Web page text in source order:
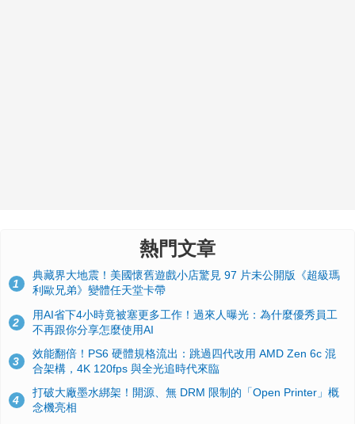
熱門文章
1
典藏界大地震！美國懷舊遊戲小店驚見 97 片未公開版《超級瑪
利歐兄弟》變體任天堂卡帶
2
用AI省下4小時竟被塞更多工作！過來人曝光：為什麼優秀員工
不再跟你分享怎麼使用AI
3
效能翻倍！PS6 硬體規格流出：跳過四代改用 AMD Zen 6c 混
合架構，4K 120fps 與全光追時代來臨
4
打破大廠墨水綁架！開源、無 DRM 限制的「Open Printer」概
念機亮相